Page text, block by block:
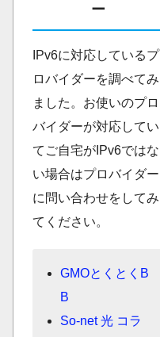
ー
IPv6に対応しているプ
ロバイダーを調べてみ
ました。お使いのプロ
バイダーが対応してい
てご自宅がIPv6ではな
い場合はプロバイダー
に問い合わせをしてみ
てください。
GMOとくとくB
B
So-net 光 コラ